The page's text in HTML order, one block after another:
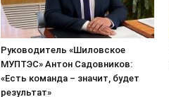
Руководитель «Шиловское
МУПТЭС» Антон Садовников:
«Есть команда – значит, будет
результат»